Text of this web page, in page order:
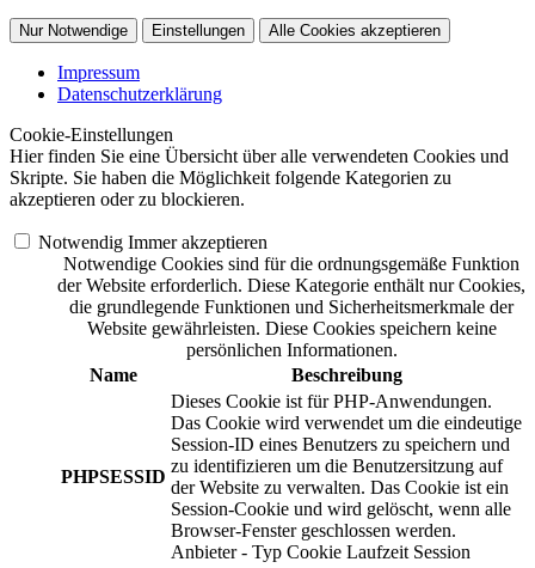
Nur Notwendige Einstellungen Alle Cookies akzeptieren
Impressum
Datenschutzerklärung
Cookie-Einstellungen
Hier finden Sie eine Übersicht über alle verwendeten Cookies und
Skripte. Sie haben die Möglichkeit folgende Kategorien zu
akzeptieren oder zu blockieren.
Notwendig Immer akzeptieren
Notwendige Cookies sind für die ordnungsgemäße Funktion
der Website erforderlich. Diese Kategorie enthält nur Cookies,
die grundlegende Funktionen und Sicherheitsmerkmale der
Website gewährleisten. Diese Cookies speichern keine
persönlichen Informationen.
Name
Beschreibung
PHPSESSID
Dieses Cookie ist für PHP-Anwendungen.
Das Cookie wird verwendet um die eindeutige
Session-ID eines Benutzers zu speichern und
zu identifizieren um die Benutzersitzung auf
der Website zu verwalten. Das Cookie ist ein
Session-Cookie und wird gelöscht, wenn alle
Browser-Fenster geschlossen werden.
Anbieter - Typ Cookie Laufzeit Session